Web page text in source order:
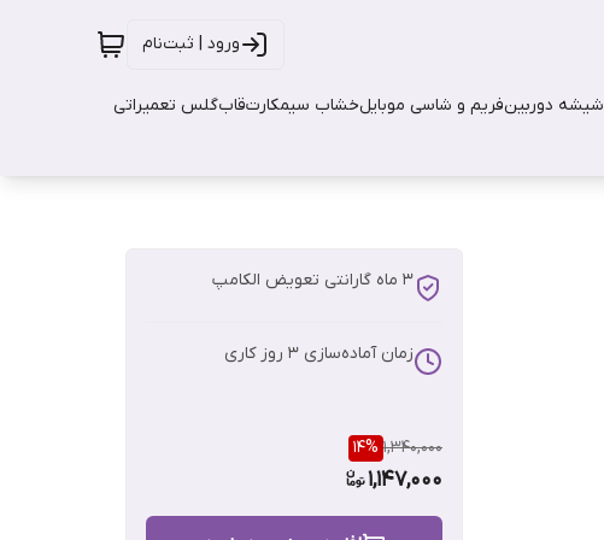
ورود | ثبت‌نام
شیشه دوربینفریم و شاسی موبایلخشاب سیمکارتقابگلس تعمیراتی
3 ماه گارانتی تعویض الکامپ
زمان آماده‌سازی 3 روز کاری
1,340,000
14%
1,147,000